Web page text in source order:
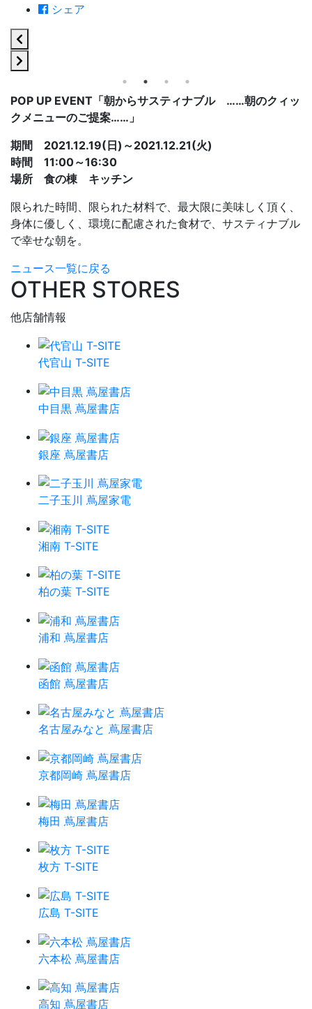
シェア
POP UP EVENT「朝からサスティナブル ……朝のクィッ
クメニューのご提案……」
期間 2021.12.19(日)～2021.12.21(火)
時間 11:00～16:30
場所 食の棟 キッチン
限られた時間、限られた材料で、最大限に美味しく頂く、
身体に優しく、環境に配慮された食材で、サスティナブル
で幸せな朝を。
ニュース一覧に戻る
OTHER STORES
他店舗情報
代官山 T-SITE
中目黒 蔦屋書店
銀座 蔦屋書店
二子玉川 蔦屋家電
湘南 T-SITE
柏の葉 T-SITE
浦和 蔦屋書店
函館 蔦屋書店
名古屋みなと 蔦屋書店
京都岡崎 蔦屋書店
梅田 蔦屋書店
枚方 T-SITE
広島 T-SITE
六本松 蔦屋書店
高知 蔦屋書店